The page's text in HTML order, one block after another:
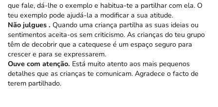
que fale, dá-lhe o exemplo e habitua-te a partilhar com ela. O
teu exemplo pode ajudá-la a modificar a sua atitude.
Não julgues . Quando uma criança partilha as suas ideias ou
sentimentos aceita-os sem criticismo. As crianças do teu grupo
têm de decobrir que a catequese é um espaço seguro para
crescer e para se expressarem.
Ouve com atenção. Está muito atento aos mais pequenos
detalhes que as crianças te comunicam. Agradece o facto de
terem partilhado.